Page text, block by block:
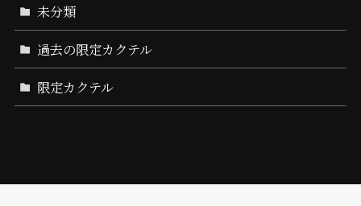
未分類
過去の限定カクテル
限定カクテル